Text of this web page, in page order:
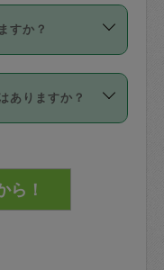
の登録に際
ついて教えて
スポット契約
キャンセル
料金の50%
ューはありま
活用するこ
スカジさんを
タスカジさ
スカジさんに
すか？
ジさんの同意
ち、タスカ
な信頼関係が
タスカジさん
ありますか？
ーや金庫に入
するよう心掛